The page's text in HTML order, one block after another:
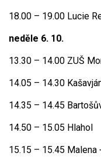
18.00 – 19.00 Lucie
neděle 6. 10.
13.30 – 14.00 ZUŠ
14.05 – 14.30
14.35 – 14.45
14.50 – 15.05 Hlahol
15.15 – 15.45 Malena